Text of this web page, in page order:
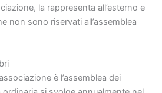
la rappresenta all’esterno e
non sono riservati all’assemblea
è l’assemblea dei